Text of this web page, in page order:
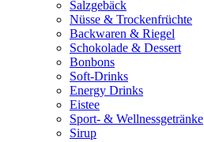
Salzgebäck
Nüsse & Trockenfrüchte
Backwaren & Riegel
Schokolade & Dessert
Bonbons
Soft-Drinks
Energy Drinks
Eistee
Sport- & Wellnessgetränke
Sirup